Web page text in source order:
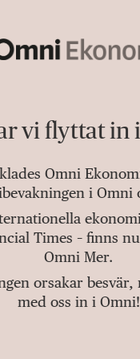
vi flyttat in
Omni
i
Times – finns
Omni Mer.
orsakar
med oss in i Omni!